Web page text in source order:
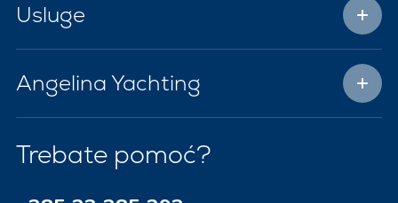
Usluge
Angelina Yachting
Trebate pomoć?